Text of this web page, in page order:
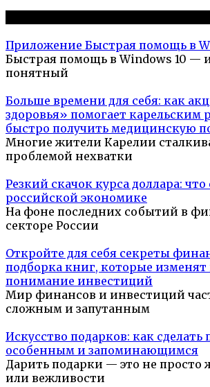
Приложение Быстрая помощь в
Быстрая помощь в Windows 10 —
понятный
Больше времени для себя: как
здоровья» помогает карельским
быстро получить медицинскую
Многие жители Карелии
проблемой нехватки
Резкий скачок курса доллара:
российской экономике
На фоне последних событий в
секторе России
Откройте для себя секреты
подборка книг, которые изменят
понимание инвестиций
Мир финансов и инвестиций
сложным и запутанным
Искусство подарков: как сделать
особенным и запоминающимся
Дарить подарки — это не просто
или вежливости